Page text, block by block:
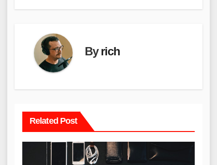
覽
Byrich
Related Post